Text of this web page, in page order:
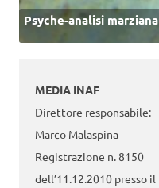
Psyche-analisi marziana
MEDIA INAF
Direttore responsabile:
Marco Malaspina
Registrazione n. 8150
dell’11.12.2010 presso il